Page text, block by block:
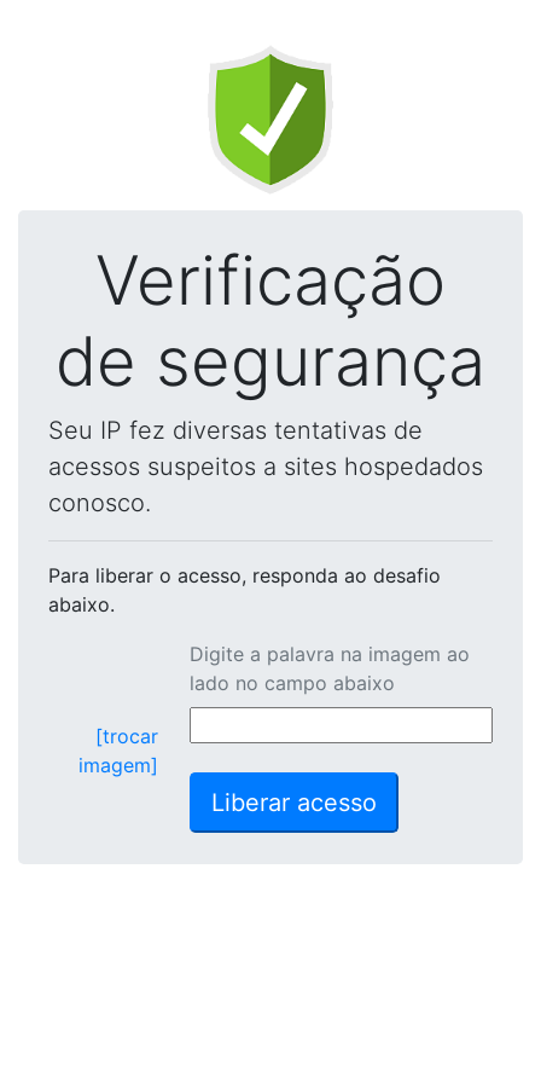
Verificação
de segurança
Seu IP fez diversas tentativas de
acessos suspeitos a sites hospedados
conosco.
Para liberar o acesso, responda ao desafio
abaixo.
[trocar
imagem]
Digite a palavra na imagem ao
lado no campo abaixo